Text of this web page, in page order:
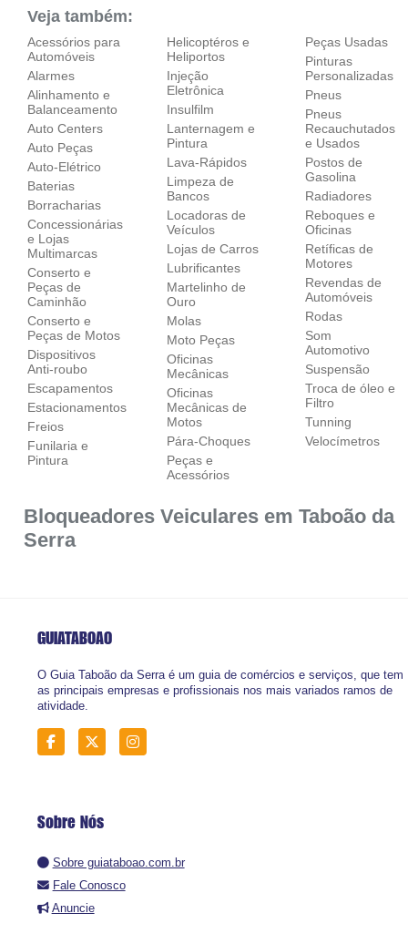
Veja também:
Acessórios para
Automóveis
Alarmes
Alinhamento e
Balanceamento
Auto Centers
Auto Peças
Auto-Elétrico
Baterias
Borracharias
Concessionárias
e Lojas
Multimarcas
Conserto e
Peças de
Caminhão
Conserto e
Peças de Motos
Dispositivos
Anti-roubo
Escapamentos
Estacionamentos
Freios
Funilaria e
Pintura
Helicoptéros e
Heliportos
Injeção
Eletrônica
Insulfilm
Lanternagem e
Pintura
Lava-Rápidos
Limpeza de
Bancos
Locadoras de
Veículos
Lojas de Carros
Lubrificantes
Martelinho de
Ouro
Molas
Moto Peças
Oficinas
Mecânicas
Oficinas
Mecânicas de
Motos
Pára-Choques
Peças e
Acessórios
Peças Usadas
Pinturas
Personalizadas
Pneus
Pneus
Recauchutados
e Usados
Postos de
Gasolina
Radiadores
Reboques e
Oficinas
Retíficas de
Motores
Revendas de
Automóveis
Rodas
Som
Automotivo
Suspensão
Troca de óleo e
Filtro
Tunning
Velocímetros
Bloqueadores Veiculares em Taboão da
Serra
GUIATABOAO
O Guia Taboão da Serra é um guia de comércios e serviços, que tem
as principais empresas e profissionais nos mais variados ramos de
atividade.
Sobre Nós
Sobre guiataboao.com.br
Fale Conosco
Anuncie